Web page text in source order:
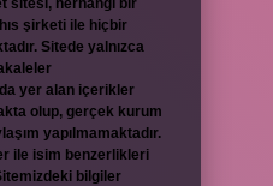
sitesi, herhangi bir
şirketi ile hiçbir
Sitede yalnızca
yer alan içerikler
olup, gerçek kurum
yapılmamaktadır.
ile isim benzerlikleri
bilgiler